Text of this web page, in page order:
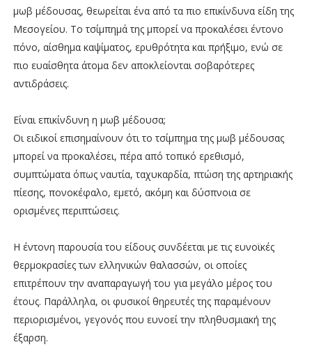
μωβ μέδουσας, θεωρείται ένα από τα πιο επικίνδυνα είδη της
Μεσογείου. Το τσίμπημά της μπορεί να προκαλέσει έντονο
πόνο, αίσθημα καψίματος, ερυθρότητα και πρήξιμο, ενώ σε
πιο ευαίσθητα άτομα δεν αποκλείονται σοβαρότερες
αντιδράσεις.
Είναι επικίνδυνη η μωβ μέδουσα;
Οι ειδικοί επισημαίνουν ότι το τσίμπημα της μωβ μέδουσας
μπορεί να προκαλέσει, πέρα από τοπικό ερεθισμό,
συμπτώματα όπως ναυτία, ταχυκαρδία, πτώση της αρτηριακής
πίεσης, πονοκέφαλο, εμετό, ακόμη και δύσπνοια σε
ορισμένες περιπτώσεις.
Η έντονη παρουσία του είδους συνδέεται με τις ευνοϊκές
θερμοκρασίες των ελληνικών θαλασσών, οι οποίες
επιτρέπουν την αναπαραγωγή του για μεγάλο μέρος του
έτους. Παράλληλα, οι φυσικοί θηρευτές της παραμένουν
περιορισμένοι, γεγονός που ευνοεί την πληθυσμιακή της
έξαρση.